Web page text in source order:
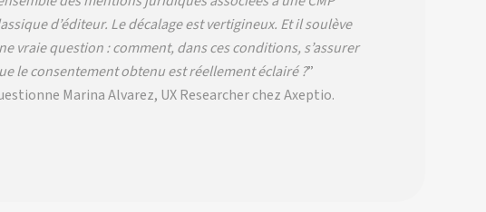
d’éditeur. Le décalage est vertigineux. Et il soulève
vraie question : comment, dans ces conditions, s’assurer
leconsentementobtenu est réellement éclairé ?”
Marina Alvarez, UX Researcher chez Axeptio.